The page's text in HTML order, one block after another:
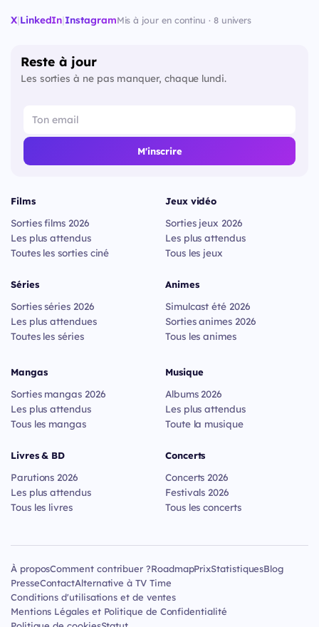
X|LinkedIn|InstagramMis à jour en continu · 8 univers
Reste à jour
Les sorties à ne pas manquer, chaque lundi.
M'inscrire
Films
Sorties films 2026
Les plus attendus
Toutes les sorties ciné
Séries
Sorties séries 2026
Les plus attendues
Toutes les séries
Jeux vidéo
Sorties jeux 2026
Les plus attendus
Tous les jeux
Animes
Simulcast été 2026
Sorties animes 2026
Tous les animes
Mangas
Sorties mangas 2026
Les plus attendus
Tous les mangas
Livres & BD
Parutions 2026
Les plus attendus
Tous les livres
Musique
Albums 2026
Les plus attendus
Toute la musique
Concerts
Concerts 2026
Festivals 2026
Tous les concerts
À proposComment contribuer ?RoadmapPrixStatistiquesBlog
PresseContactAlternative à TV Time
Conditions d'utilisations et de ventes
Mentions Légales et Politique de Confidentialité